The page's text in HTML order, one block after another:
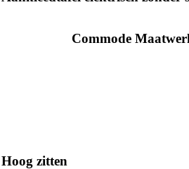
Commode
Hoog zitten